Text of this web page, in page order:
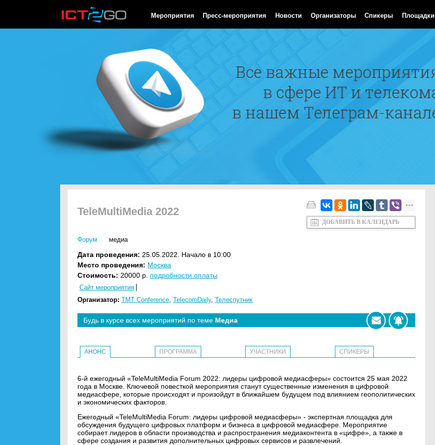
Мероприятия Пресс-мероприятия Новости Организаторы Спикеры Площадки
TeleMultiMedia 2022
ДОБАВИТЬ В КАЛЕНДАРЬ
Форум медиа
Дата проведения: 25.05.2022. Начало в 10:00
Место проведения: Москва
Стоимость: 20000 р. подробности оплаты
Сайт мероприятия
Организатор: TMT Conference, TelecomDaily, Телеспутник
Будь в курсе всех мероприятий по теме Медиа
АНОНС ПРОГРАММА УЧАСТНИКИ СПИКЕРЫ
6-й ежегодный «TeleMultiMedia Forum 2022: лидеры цифровой медиасферы» состоится 25 мая 2022
года в Москве. Ключевой повесткой мероприятия станут существенные изменения в цифровой
медиасфере, которые происходят и произойдут в ближайшем будущем под влиянием геополитических
и экономических факторов.
Ежегодный «TeleMultiMedia Forum: лидеры цифровой медиасферы» - экспертная площадка для
обсуждения будущего цифровых платформ и бизнеса в цифровой медиасфере. Мероприятие
собирает лидеров в области производства и распространения медиаконтента в «цифре», а также в
сфере создания и развития дополнительных цифровых сервисов и развлечений.